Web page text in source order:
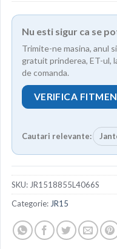
Nu esti sigur ca se
Trimite-ne masina, anul
gratuit prinderea, ET-ul,
de comanda.
VERIFICA
Cautari relevante:
SKU: JR1518855L4066S
Categorie: JR15